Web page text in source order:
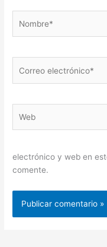
electrónico*
electrónico y web en
comente.